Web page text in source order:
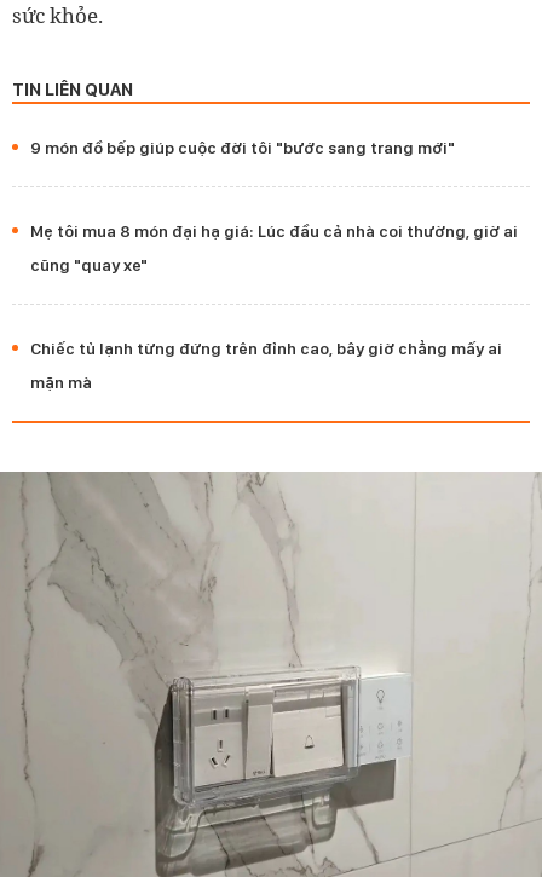
sức khỏe.
TIN LIÊN QUAN
9 món đồ bếp giúp cuộc đời tôi "bước sang trang mới"
Mẹ tôi mua 8 món đại hạ giá: Lúc đầu cả nhà coi thường, giờ ai
cũng "quay xe"
Chiếc tủ lạnh từng đứng trên đỉnh cao, bây giờ chẳng mấy ai
mặn mà